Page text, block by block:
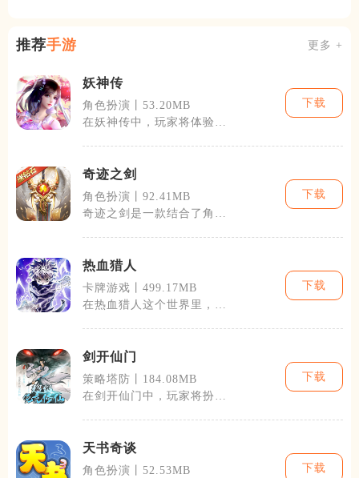
推荐手游 更多 +
妖神传
角色扮演丨53.20MB
在妖神传中，玩家将体验到
下载
奇迹之剑
角色扮演丨92.41MB
奇迹之剑是一款结合了角色
下载
热血猎人
卡牌游戏丨499.17MB
在热血猎人这个世界里，玩
下载
剑开仙门
策略塔防丨184.08MB
在剑开仙门中，玩家将扮演
下载
天书奇谈
角色扮演丨52.53MB
下载